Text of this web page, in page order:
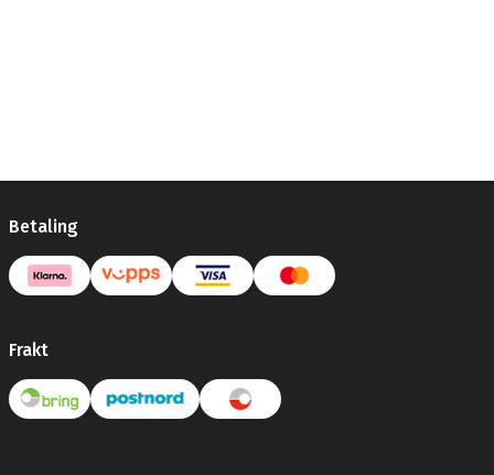
Betaling
Frakt